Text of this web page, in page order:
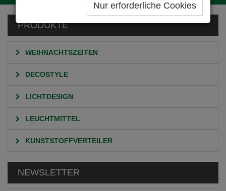
Nur erforderliche Cookies
PRODUKTE
WEIHNACHTSZEITEN
DECOSTYLE
LICHTDESIGN
LEUCHTMITTEL
KUNSTSTOFFVERTEILER
NEWSLETTER